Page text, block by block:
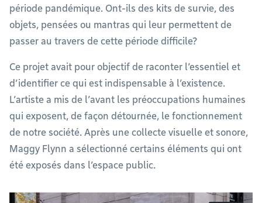
période pandémique. Ont-ils des kits de survie, des
objets, pensées ou mantras qui leur permettent de
passer au travers de cette période difficile?
Ce projet avait pour objectif de raconter l’essentiel et
d’identifier ce qui est indispensable à l’existence.
L’artiste a mis de l’avant les préoccupations humaines
qui exposent, de façon détournée, le fonctionnement
de notre société. Après une collecte visuelle et sonore,
Maggy Flynn a sélectionné certains éléments qui ont
été exposés dans l’espace public.